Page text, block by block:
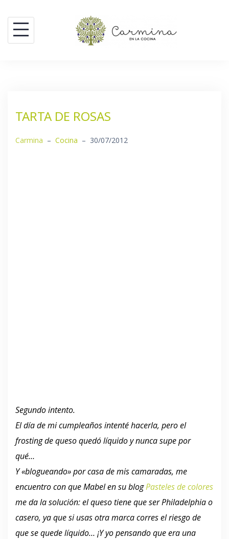
contenido
TARTA DE ROSAS
Carmina – Cocina – 30/07/2012
Segundo intento.
El día de mi cumpleaños intenté hacerla, pero el
frosting de queso quedó líquido y nunca supe por
qué…
Y «blogueando» por casa de mis camaradas, me
encuentro con que Mabel en su blogPasteles de colores
me da la solución: el queso tiene que ser Philadelphia o
casero, ya que si usas otra marca corres el riesgo de
que se quede líquido… ¡Y yo pensando que era una